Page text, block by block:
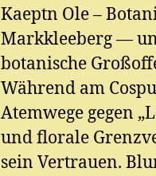
Kaeptn Ole –
Markkleeberg —
botanische
Während am
Atemwege gegen
und florale
sein Vertrauen.